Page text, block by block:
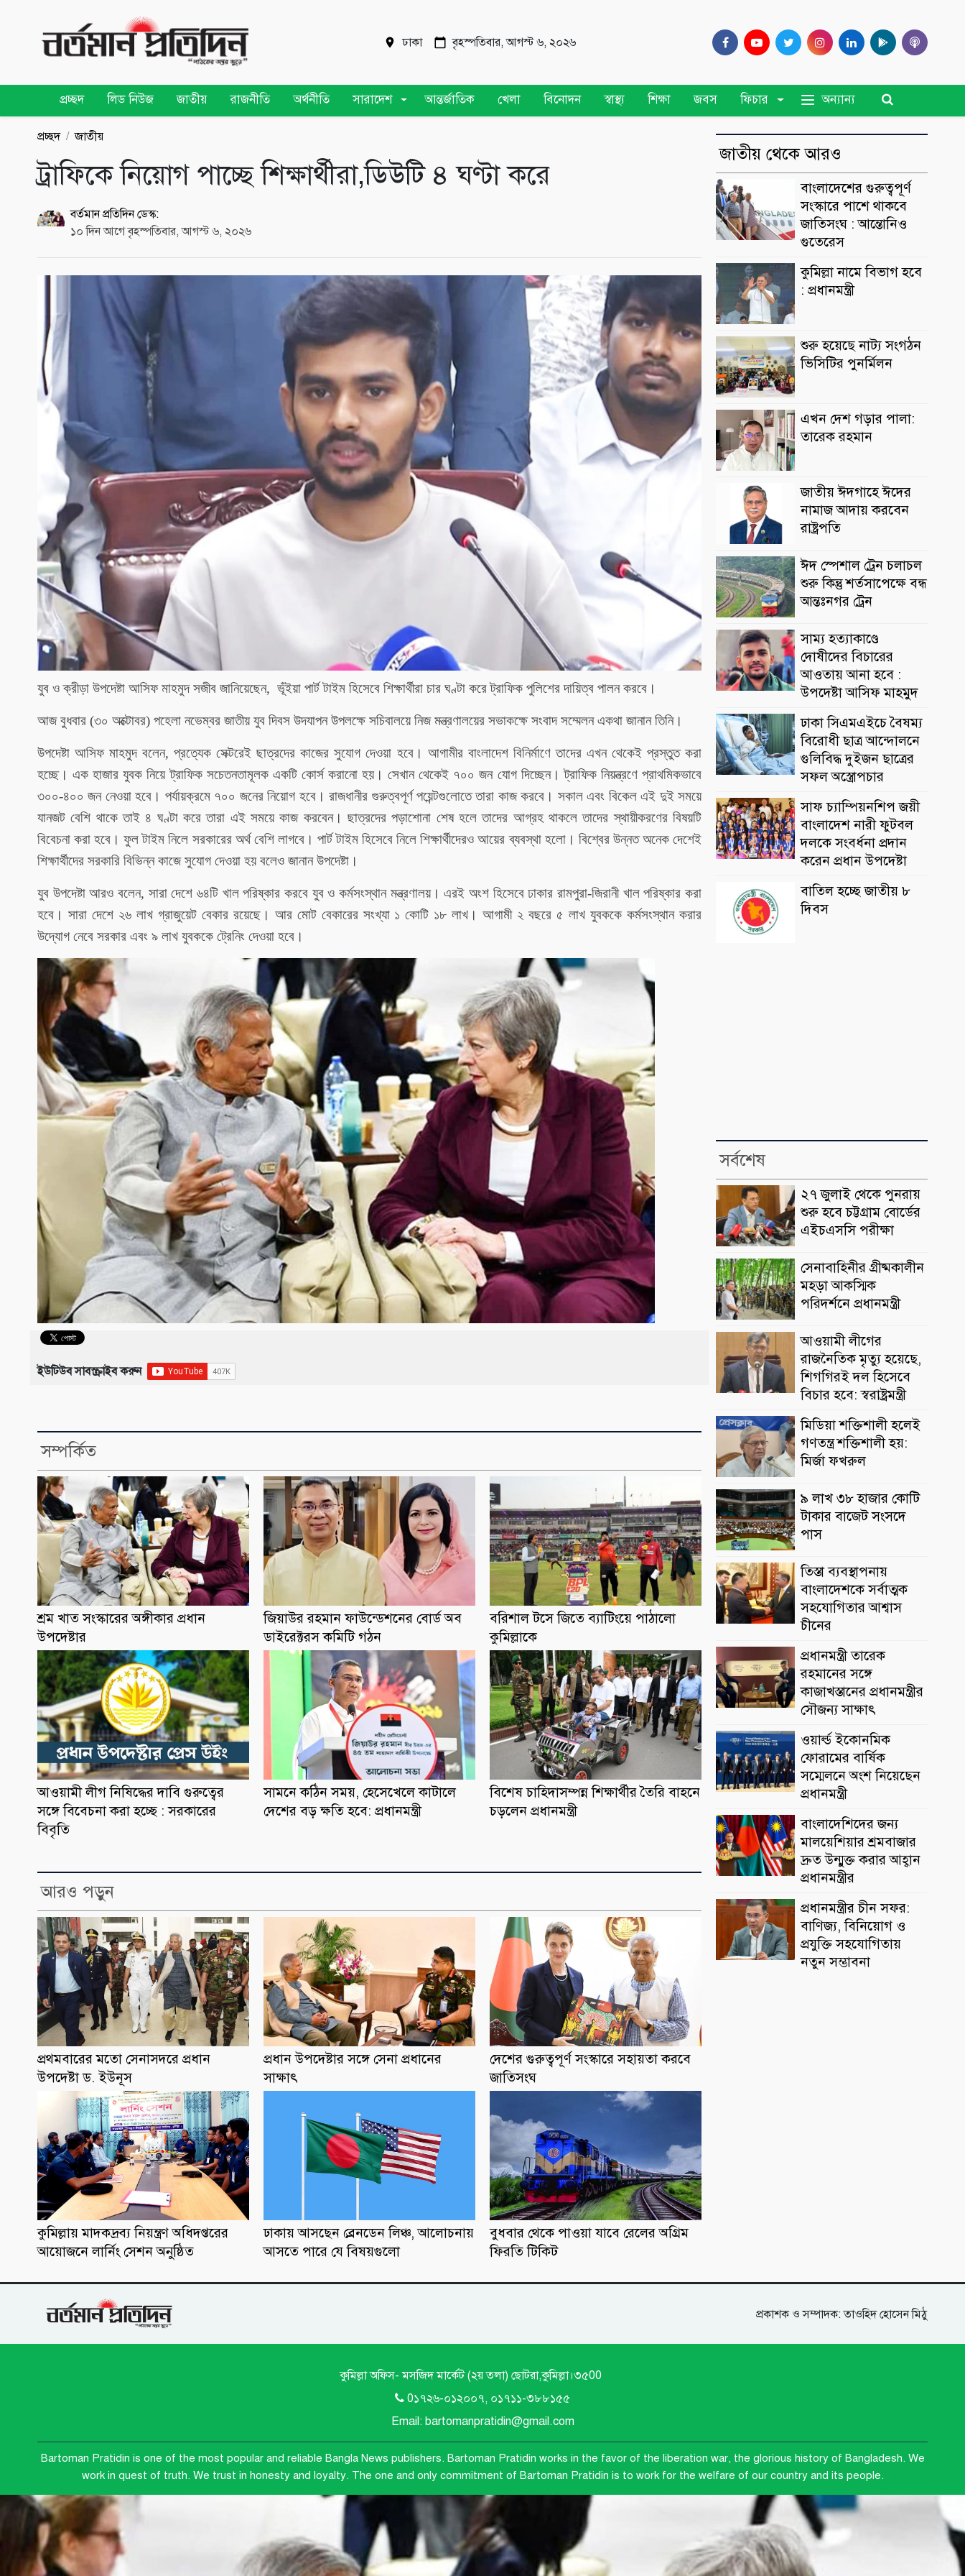
ঢাকা বৃহস্পতিবার, আগস্ট ৬, ২০২৬
প্রচ্ছদ লিড নিউজ জাতীয় রাজনীতি অর্থনীতি সারাদেশ আন্তর্জাতিক খেলা বিনোদন স্বাস্থ্য শিক্ষা জবস ফিচার অন্যান্য
প্রচ্ছদ জাতীয়
ট্রাফিকে নিয়োগ পাচ্ছে শিক্ষার্থীরা,ডিউটি ৪ ঘণ্টা করে
বর্তমান প্রতিদিন ডেস্ক:
১০ দিন আগে বৃহস্পতিবার, আগস্ট ৬, ২০২৬
যুব ও ক্রীড়া উপদেষ্টা আসিফ মাহমুদ সজীব জানিয়েছেন, ভূঁইয়া পার্ট টাইম হিসেবে শিক্ষার্থীরা চার ঘণ্টা করে ট্রাফিক পুলিশের দায়িত্ব পালন করবে।
আজ বুধবার (৩০ অক্টোবর) পহেলা নভেম্বর জাতীয় যুব দিবস উদযাপন উপলক্ষে সচিবালয়ে নিজ মন্ত্রণালয়ের সভাকক্ষে সংবাদ সম্মেলন একথা জানান তিনি।
উপদেষ্টা আসিফ মাহমুদ বলেন, প্রত্যেক সেক্টরেই ছাত্রদের কাজের সুযোগ দেওয়া হবে। আগামীর বাংলাদেশ বিনির্মাণে তাদের এখন থেকেই প্রস্তুত করা
হচ্ছে। এক হাজার যুবক নিয়ে ট্রাফিক সচেতনতামূলক একটি কোর্স করানো হয়। সেখান থেকেই ৭০০ জন যোগ দিচ্ছেন। ট্রাফিক নিয়ন্ত্রণে প্রাথমিকভাবে
৩০০-৪০০ জন নেওয়া হবে। পর্যায়ক্রমে ৭০০ জনের নিয়োগ হবে। রাজধানীর গুরুত্বপূর্ণ পয়েন্টগুলোতে তারা কাজ করবে। সকাল এবং বিকেল এই দুই সময়ে
যানজট বেশি থাকে তাই ৪ ঘণ্টা করে তারা এই সময়ে কাজ করবেন। ছাত্রদের পড়াশোনা শেষ হলে তাদের আগ্রহ থাকলে তাদের স্থায়ীকরণের বিষয়টি
বিবেচনা করা হবে। ফুল টাইম নিলে সরকারের অর্থ বেশি লাগবে। পার্ট টাইম হিসেবে নিলে শিক্ষার্থীদেরও আয়ের ব্যবস্থা হলো। বিশ্বের উন্নত অনেক দেশেই
শিক্ষার্থীদের সরকারি বিভিন্ন কাজে সুযোগ দেওয়া হয় বলেও জানান উপদেষ্টা।
যুব উপদেষ্টা আরও বলেন, সারা দেশে ৬৪টি খাল পরিষ্কার করবে যুব ও কর্মসংস্থান মন্ত্রণালয়। এরই অংশ হিসেবে ঢাকার রামপুরা-জিরানী খাল পরিষ্কার করা
হবে। সারা দেশে ২৬ লাখ গ্রাজুয়েট বেকার রয়েছে। আর মোট বেকারের সংখ্যা ১ কোটি ১৮ লাখ। আগামী ২ বছরে ৫ লাখ যুবককে কর্মসংস্থান করার
উদ্যোগ নেবে সরকার এবং ৯ লাখ যুবককে ট্রেনিং দেওয়া হবে।
ইউটিউব সাবস্ক্রাইব করুন
সম্পর্কিত
শ্রম খাত সংস্কারের অঙ্গীকার প্রধান
উপদেষ্টার
জিয়াউর রহমান ফাউন্ডেশনের বোর্ড অব
ডাইরেক্টরস কমিটি গঠন
বরিশাল টসে জিতে ব্যাটিংয়ে পাঠালো
কুমিল্লাকে
আওয়ামী লীগ নিষিদ্ধের দাবি গুরুত্বের
সঙ্গে বিবেচনা করা হচ্ছে : সরকারের
বিবৃতি
সামনে কঠিন সময়, হেসেখেলে কাটালে
দেশের বড় ক্ষতি হবে: প্রধানমন্ত্রী
বিশেষ চাহিদাসম্পন্ন শিক্ষার্থীর তৈরি বাহনে
চড়লেন প্রধানমন্ত্রী
আরও পড়ুন
প্রথমবারের মতো সেনাসদরে প্রধান
উপদেষ্টা ড. ইউনূস
প্রধান উপদেষ্টার সঙ্গে সেনা প্রধানের
সাক্ষাৎ
দেশের গুরুত্বপূর্ণ সংস্কারে সহায়তা করবে
জাতিসংঘ
কুমিল্লায় মাদকদ্রব্য নিয়ন্ত্রণ অধিদপ্তরের
আয়োজনে লার্নিং সেশন অনুষ্ঠিত
ঢাকায় আসছেন ব্রেনডেন লিঞ্চ, আলোচনায়
আসতে পারে যে বিষয়গুলো
বুধবার থেকে পাওয়া যাবে রেলের অগ্রিম
ফিরতি টিকিট
জাতীয় থেকে আরও
বাংলাদেশের গুরুত্বপূর্ণ
সংস্কারে পাশে থাকবে
জাতিসংঘ : আন্তোনিও
গুতেরেস
কুমিল্লা নামে বিভাগ হবে
: প্রধানমন্ত্রী
শুরু হয়েছে নাট্য সংগঠন
ভিসিটির পুনর্মিলন
এখন দেশ গড়ার পালা:
তারেক রহমান
জাতীয় ঈদগাহে ঈদের
নামাজ আদায় করবেন
রাষ্ট্রপতি
ঈদ স্পেশাল ট্রেন চলাচল
শুরু কিন্তু শর্তসাপেক্ষে বন্ধ
আন্তঃনগর ট্রেন
সাম্য হত্যাকাণ্ডে
দোষীদের বিচারের
আওতায় আনা হবে :
উপদেষ্টা আসিফ মাহমুদ
ঢাকা সিএমএইচে বৈষম্য
বিরোধী ছাত্র আন্দোলনে
গুলিবিদ্ধ দুইজন ছাত্রের
সফল অস্ত্রোপচার
সাফ চ্যাম্পিয়নশিপ জয়ী
বাংলাদেশ নারী ফুটবল
দলকে সংবর্ধনা প্রদান
করেন প্রধান উপদেষ্টা
বাতিল হচ্ছে জাতীয় ৮
দিবস
সর্বশেষ
২৭ জুলাই থেকে পুনরায়
শুরু হবে চট্টগ্রাম বোর্ডের
এইচএসসি পরীক্ষা
সেনাবাহিনীর গ্রীষ্মকালীন
মহড়া আকস্মিক
পরিদর্শনে প্রধানমন্ত্রী
আওয়ামী লীগের
রাজনৈতিক মৃত্যু হয়েছে,
শিগগিরই দল হিসেবে
বিচার হবে: স্বরাষ্ট্রমন্ত্রী
মিডিয়া শক্তিশালী হলেই
গণতন্ত্র শক্তিশালী হয়:
মির্জা ফখরুল
৯ লাখ ৩৮ হাজার কোটি
টাকার বাজেট সংসদে
পাস
তিস্তা ব্যবস্থাপনায়
বাংলাদেশকে সর্বাত্মক
সহযোগিতার আশ্বাস
চীনের
প্রধানমন্ত্রী তারেক
রহমানের সঙ্গে
কাজাখস্তানের প্রধানমন্ত্রীর
সৌজন্য সাক্ষাৎ
ওয়ার্ল্ড ইকোনমিক
ফোরামের বার্ষিক
সম্মেলনে অংশ নিয়েছেন
প্রধানমন্ত্রী
বাংলাদেশিদের জন্য
মালয়েশিয়ার শ্রমবাজার
দ্রুত উন্মুক্ত করার আহ্বান
প্রধানমন্ত্রীর
প্রধানমন্ত্রীর চীন সফর:
বাণিজ্য, বিনিয়োগ ও
প্রযুক্তি সহযোগিতায়
নতুন সম্ভাবনা
প্রকাশক ও সম্পাদক: তাওহিদ হোসেন মিঠু
কুমিল্লা অফিস- মসজিদ মার্কেট (২য় তলা) ছোটরা,কুমিল্লা।৩৫00
0১৭২৬-০১২০০৭, ০১৭১১-৩৮৮১৫৫
Email: bartomanpratidin@gmail.com
Bartoman Pratidin is one of the most popular and reliable Bangla News publishers. Bartoman Pratidin works in the favor of the liberation war, the glorious history of Bangladesh. We
work in quest of truth. We trust in honesty and loyalty. The one and only commitment of Bartoman Pratidin is to work for the welfare of our country and its people.